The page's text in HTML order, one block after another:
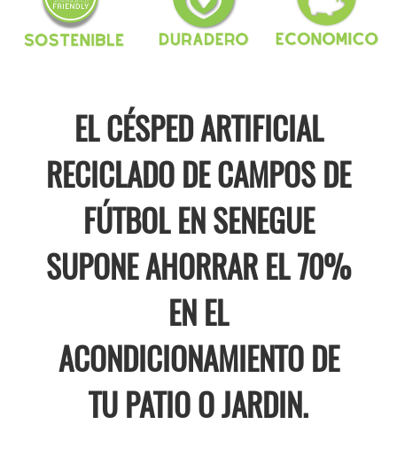
EL CÉSPED ARTIFICIAL
RECICLADO DE CAMPOS DE
FÚTBOL EN SENEGUE
SUPONE AHORRAR EL 70%
EN EL
ACONDICIONAMIENTO DE
TU PATIO O JARDIN.